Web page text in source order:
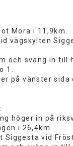
Mora i 11,9km.
vägskylten
och sväng in till
1.
på vänster sida
höger in på
i 26,4km.
Siggesta vid